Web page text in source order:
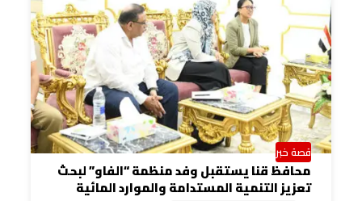
قصة خبر
محافظ قنا يستقبل وفد منظمة “الفاو” لبحث
تعزيز التنمية المستدامة والموارد المائية